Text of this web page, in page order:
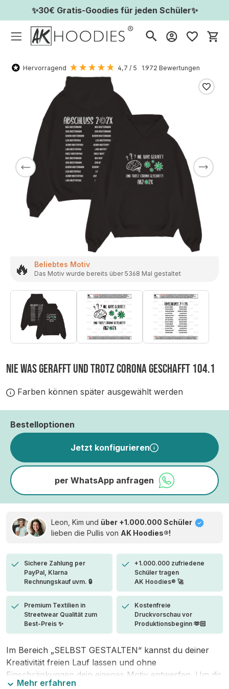
✨30€ Gratis-Goodies für jeden Schüler✨
Hervorragend 4,7 / 5 1.972 Bewertungen
🔥 Beliebtes Motiv
Das Motiv wurde bereits über 5368 Mal gestaltet
NIE WAS GERAFFT UND TROTZ CORONA GESCHAFFT 104.1
Farben können später ausgewählt werden
Bestelloptionen
Jetzt konfigurieren
per WhatsApp anfragen
Leon, Kim und über +1.000.000 Schüler
lieben die Pullis von AK Hoodies®!
Sichere Zahlung per
PayPal, Klarna
Rechnungskauf uvm. 🔒
+1.000.000 zufriedene
Schüler tragen
AK Hoodies® 🚀
Premium Textilien in
Streetwear Qualität zum
Best-Preis ✨
Kostenfreie
Druckvorschau vor
Produktionsbeginn 🫶🏻
Im Bereich „SELBST GESTALTEN“ kannst du deiner
Kreativität freien Lauf lassen und ohne
Einschränkungen dein eigenes Motiv entwerfen. Um dir
Mehr erfahren